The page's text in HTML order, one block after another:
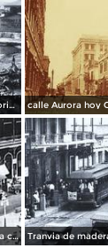
Rio Tamesi y Edif. Ordorica al fondo
Tranvia de madera en la calle Muelle